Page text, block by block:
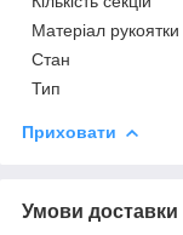
Матеріал рукоятки
Стан
Тип
Приховати
Умови доставки